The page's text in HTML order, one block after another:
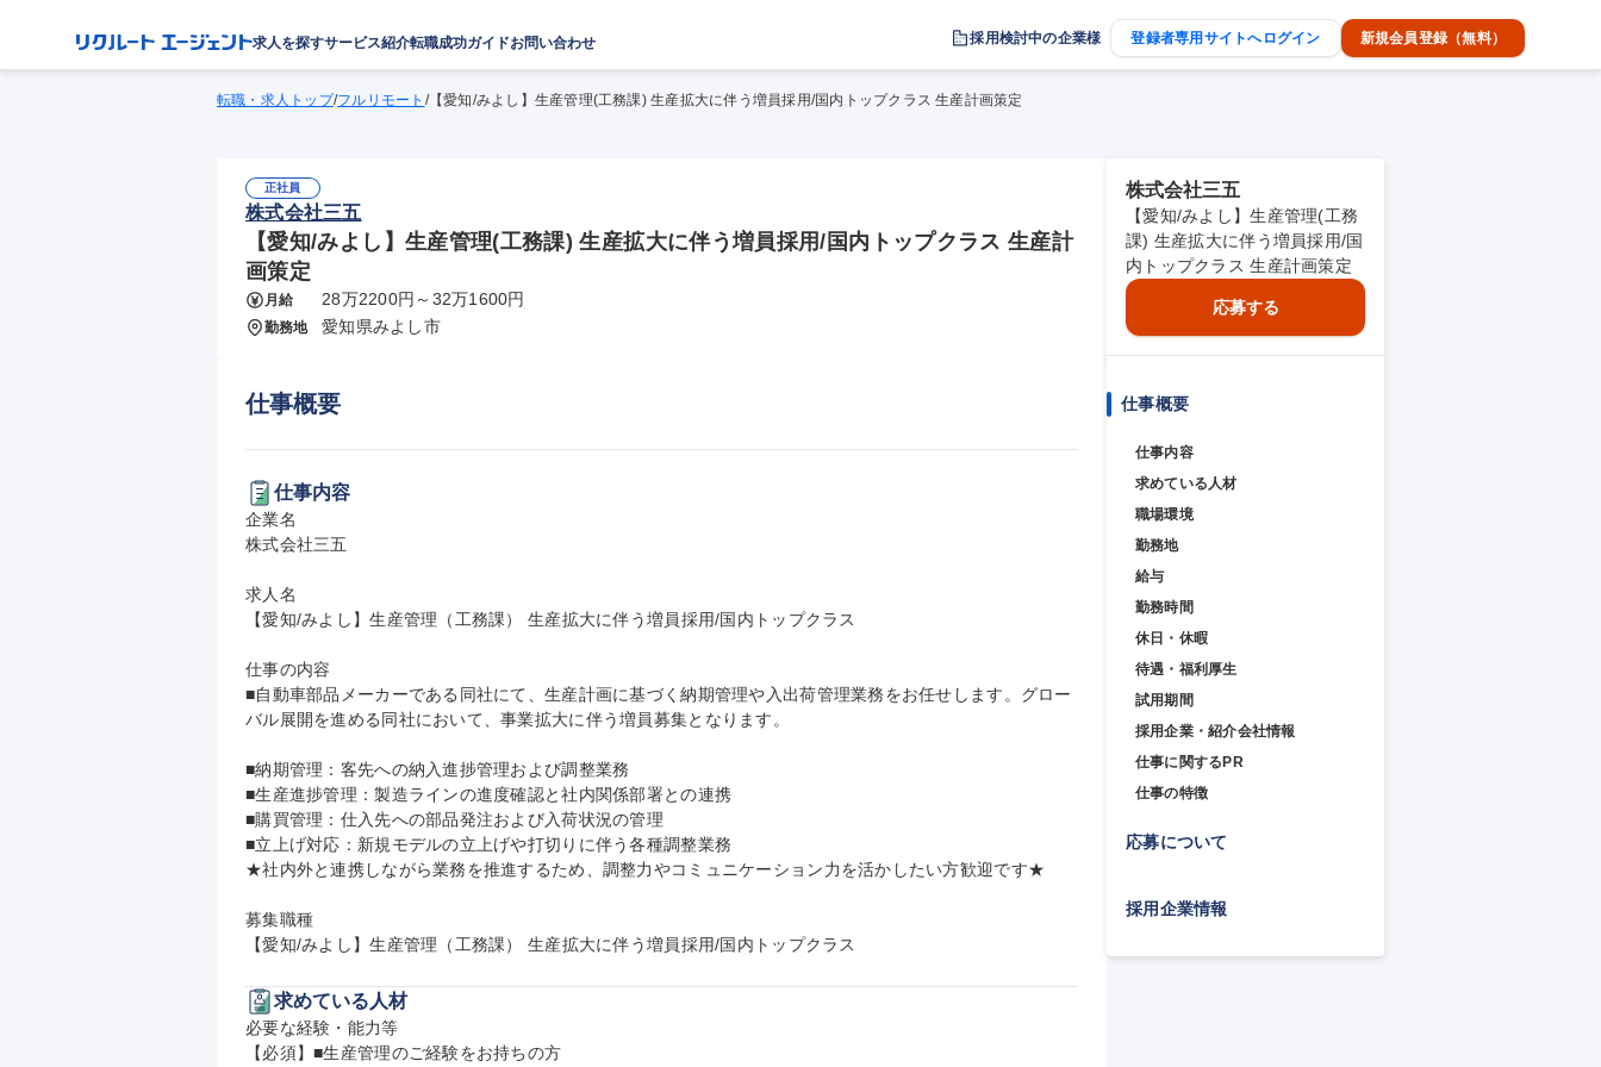
求人を探すサービス紹介転職成功ガイドお問い合わせ 採用検討中の企業様 登録者専用サイトへログイン 新規会員登録（無料）
転職・求人トップ/フルリモート /【愛知/みよし】生産管理(工務課) 生産拡大に伴う増員採用/国内トップクラス 生産計画策定
正社員
株式会社三五
【愛知/みよし】生産管理(工務課) 生産拡大に伴う増員採用/国内トップクラス 生産計
画策定
月給 28万2200円～32万1600円
勤務地 愛知県みよし市
仕事概要
仕事内容
企業名
株式会社三五
求人名
【愛知/みよし】生産管理（工務課） 生産拡大に伴う増員採用/国内トップクラス
仕事の内容
■自動車部品メーカーである同社にて、生産計画に基づく納期管理や入出荷管理業務をお任せします。グロー
バル展開を進める同社において、事業拡大に伴う増員募集となります。
■納期管理：客先への納入進捗管理および調整業務
■生産進捗管理：製造ラインの進度確認と社内関係部署との連携
■購買管理：仕入先への部品発注および入荷状況の管理
■立上げ対応：新規モデルの立上げや打切りに伴う各種調整業務
★社内外と連携しながら業務を推進するため、調整力やコミュニケーション力を活かしたい方歓迎です★
募集職種
【愛知/みよし】生産管理（工務課） 生産拡大に伴う増員採用/国内トップクラス
求めている人材
必要な経験・能力等
【必須】■生産管理のご経験をお持ちの方
株式会社三五
【愛知/みよし】生産管理(工務
課) 生産拡大に伴う増員採用/国
内トップクラス 生産計画策定
応募する
仕事概要
仕事内容
求めている人材
職場環境
勤務地
給与
勤務時間
休日・休暇
待遇・福利厚生
試用期間
採用企業・紹介会社情報
仕事に関するPR
仕事の特徴
応募について
採用企業情報